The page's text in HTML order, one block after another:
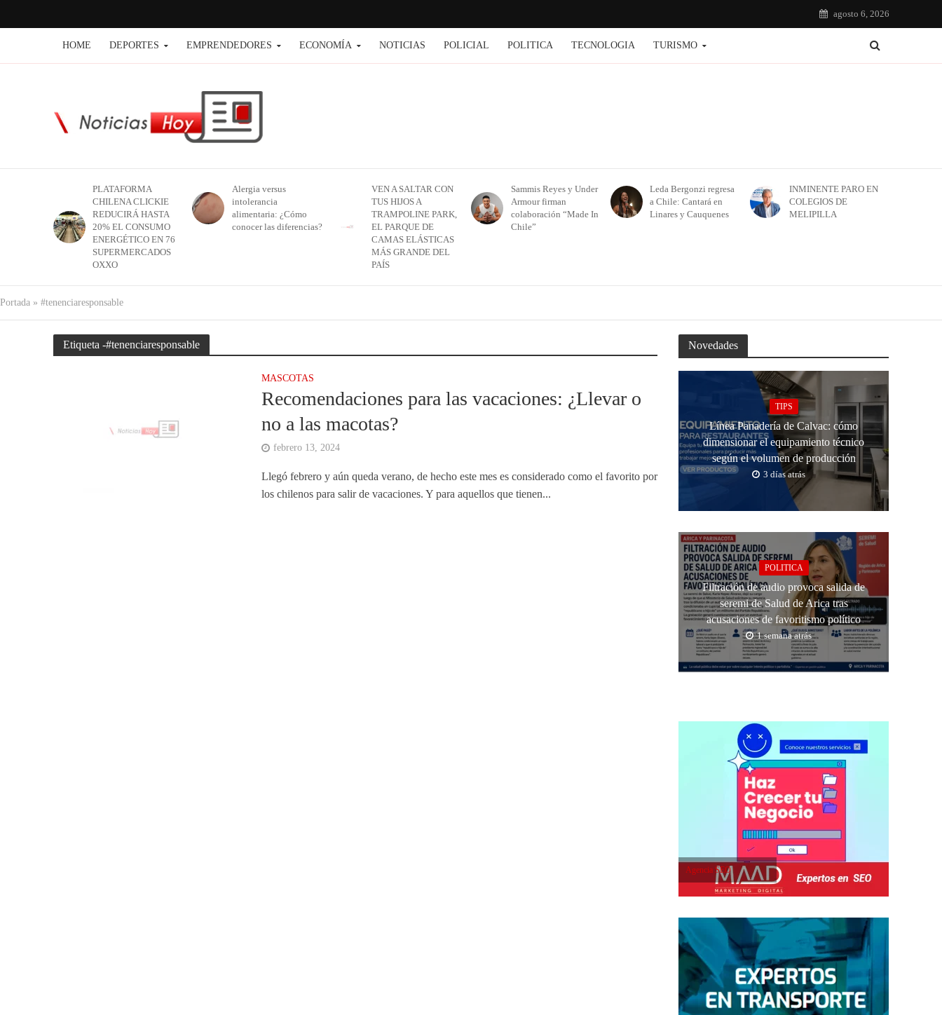
agosto 6, 2026
HOME DEPORTES EMPRENDEDORES ECONOMÍA NOTICIAS POLICIAL POLITICA TECNOLOGIA TURISMO
PLATAFORMA
CHILENA CLICKIE
REDUCIRÁ HASTA
20% EL CONSUMO
ENERGÉTICO EN 76
SUPERMERCADOS
OXXO
Alergia versus
intolerancia
alimentaria: ¿Cómo
conocer las diferencias?
VEN A SALTAR CON
TUS HIJOS A
TRAMPOLINE PARK,
EL PARQUE DE
CAMAS ELÁSTICAS
MÁS GRANDE DEL
PAÍS
Sammis Reyes y Under
Armour firman
colaboración “Made In
Chile”
Leda Bergonzi regresa
a Chile: Cantará en
Linares y Cauquenes
INMINENTE PARO EN
COLEGIOS DE
MELIPILLA
Portada » #tenenciaresponsable
Etiqueta -#tenenciaresponsable
MASCOTAS
Recomendaciones para las vacaciones: ¿Llevar o
no a las macotas?
febrero 13, 2024
Llegó febrero y aún queda verano, de hecho este mes es considerado como el favorito por
los chilenos para salir de vacaciones. Y para aquellos que tienen...
Novedades
TIPS
Línea Panadería de Calvac: cómo
dimensionar el equipamiento técnico
según el volumen de producción
3 días atrás
POLITICA
Filtración de audio provoca salida de
seremi de Salud de Arica tras
acusaciones de favoritismo político
1 semana atrás
Agencia SEO